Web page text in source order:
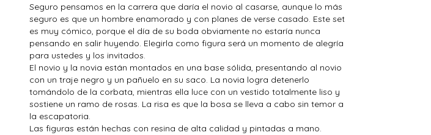
Seguro pensamos en la carrera que daría el novio al casarse, aunque lo más
seguro es que un hombre enamorado y con planes de verse casado. Este set
es muy cómico, porque el día de su boda obviamente no estaría nunca
pensando en salir huyendo. Elegirla como figura será un momento de alegría
para ustedes y los invitados.
El novio y la novia están montados en una base sólida, presentando al novio
con un traje negro y un pañuelo en su saco. La novia logra detenerlo
tomándolo de la corbata, mientras ella luce con un vestido totalmente liso y
sostiene un ramo de rosas. La risa es que la bosa se lleva a cabo sin temor a
la escapatoria.
Las figuras están hechas con resina de alta calidad y pintadas a mano.